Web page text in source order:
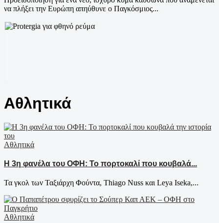
να πλήξει την Ευρώπη απηύθυνε ο Παγκόσμιος...
Αθλητικά
Αθλητικά
Η 3η φανέλα του ΟΦΗ: Το πορτοκαλί που κουβαλά...
Τα γκολ των Ταξιάρχη Φούντα, Thiago Nuss και Leya Iseka,...
Αθλητικά